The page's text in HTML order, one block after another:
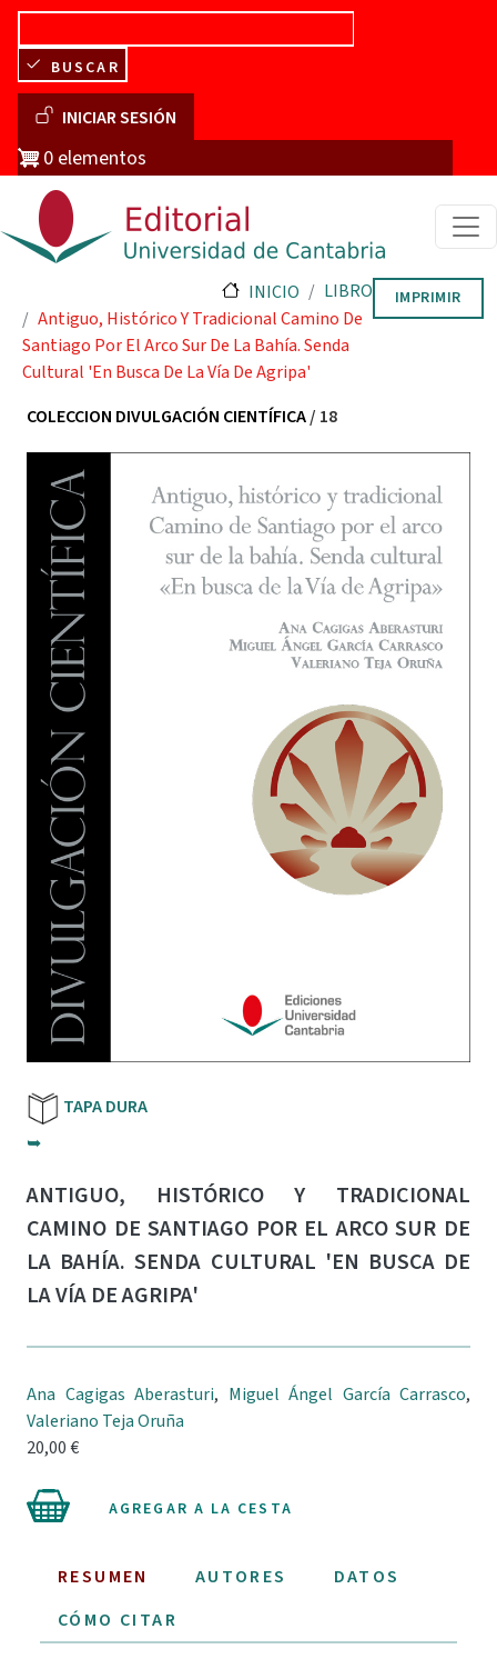
Pasar al contenido principal
BUSCAR
Menú de cuenta de usuario
INICIAR SESIÓN
0 elementos
INICIO
LIBRO
Antiguo, Histórico Y Tradicional Camino De
Santiago Por El Arco Sur De La Bahía. Senda
Cultural 'En Busca De La Vía De Agripa'
IMPRIMIR
COLECCION DIVULGACIÓN CIENTÍFICA/ 18
TAPA DURA
➥
ANTIGUO, HISTÓRICO Y TRADICIONAL
CAMINO DE SANTIAGO POR EL ARCO SUR DE
LA BAHÍA. SENDA CULTURAL 'EN BUSCA DE
LA VÍA DE AGRIPA'
Ana Cagigas Aberasturi, Miguel Ángel García Carrasco,
Valeriano Teja Oruña
20,00 €
AGREGAR A LA CESTA
RESUMEN AUTORES
DATOS
CÓMO CITAR